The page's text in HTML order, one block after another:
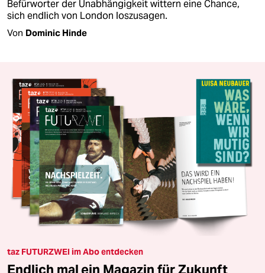
Befürworter der Unabhängigkeit wittern eine Chance,
sich endlich von London loszusagen.
Von Dominic Hinde
taz FUTURZWEI im Abo entdecken
Endlich mal ein Magazin für Zukunft